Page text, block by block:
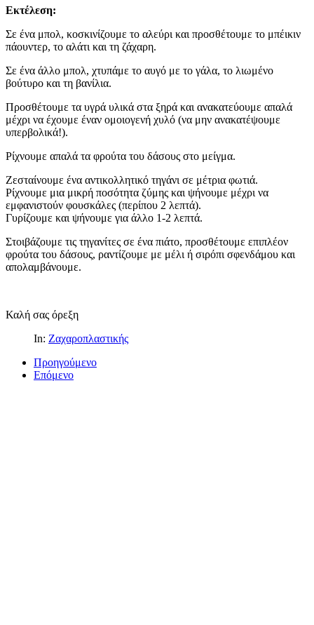
Εκτέλεση:
Σε ένα μπολ, κοσκινίζουμε το αλεύρι και προσθέτουμε το μπέικιν
πάουντερ, το αλάτι και τη ζάχαρη.
Σε ένα άλλο μπολ, χτυπάμε το αυγό με το γάλα, το λιωμένο
βούτυρο και τη βανίλια.
Προσθέτουμε τα υγρά υλικά στα ξηρά και ανακατεύουμε απαλά
μέχρι να έχουμε έναν ομοιογενή χυλό (να μην ανακατέψουμε
υπερβολικά!).
Ρίχνουμε απαλά τα φρούτα του δάσους στο μείγμα.
Ζεσταίνουμε ένα αντικολλητικό τηγάνι σε μέτρια φωτιά.
Ρίχνουμε μια μικρή ποσότητα ζύμης και ψήνουμε μέχρι να
εμφανιστούν φουσκάλες (περίπου 2 λεπτά).
Γυρίζουμε και ψήνουμε για άλλο 1-2 λεπτά.
Στοιβάζουμε τις τηγανίτες σε ένα πιάτο, προσθέτουμε επιπλέον
φρούτα του δάσους, ραντίζουμε με μέλι ή σιρόπι σφενδάμου και
απολαμβάνουμε.
Καλή σας όρεξη
In: Ζαχαροπλαστικής
Προηγούμενο
Επόμενο